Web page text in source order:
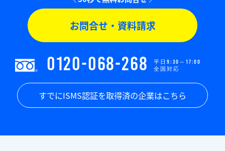
お問合せ・資料請求
0120-068-268
平日9:30～17:00
全国対応
すでにISMS認証を取得済の企業はこちら